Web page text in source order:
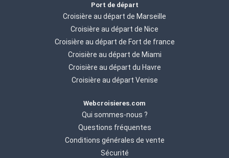
Port de départ
Croisière au départ de Marseille
Croisière au départ de Nice
Croisière au départ de Fort de france
Croisière au départ de Miami
Croisière au départ du Havre
Croisière au départ Venise
Webcroisieres.com
Qui sommes-nous ?
Questions fréquentes
Conditions générales de vente
Sécurité